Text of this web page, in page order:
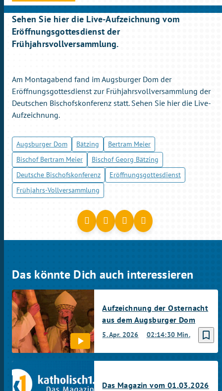
Sehen Sie hier die Live-Aufzeichnung vom
Eröffnungsgottesdienst der
Frühjahrsvollversammlung.
Am Montagabend fand im Augsburger Dom der
Eröffnungsgottesdienst zur Frühjahrsvollversammlung der
Deutschen Bischofskonferenz statt. Sehen Sie hier die Live-
Aufzeichnung.
Augsburger Dom Bätzing
Bertram Meier
Bischof Bertram Meier
Bischof Georg Bätzing
Deutsche Bischofskonferenz
Eröffnungsgottesdienst
Frühjahrs-Vollversammlung
Das könnte Dich auch interessieren
bookmark_border
5. Apr. 2026 02:14:30 Min.
Aufzeichnung der Osternacht
aus dem Augsburger Dom
Das Magazin vom 01.03.2026